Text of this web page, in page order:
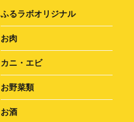
ふるラボオリジナル
お肉
カニ・エビ
お野菜類
お酒